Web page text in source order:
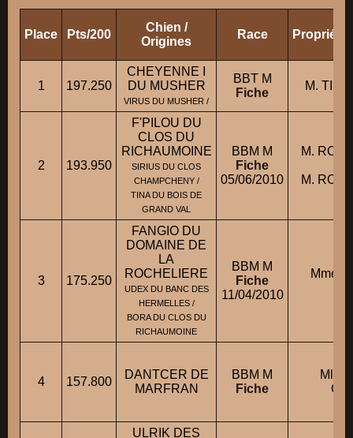
Place Pts/200
Chien /
Origines
Race
1 197.250
CHEYENNE I
DU MUSHER
VIRUS DU MUSHER /
BBT M
Fiche
M.
2 193.950
F'PILOU DU
CLOS DU
RICHAUMOINE
SIRIUS DU CLOS
CHAMPCHENY /
TINA DU BOIS DE
GRAND VAL
BBM M
Fiche
05/06/2010
M.
M.
3 175.250
FANGIO DU
DOMAINE DE
LA
ROCHELIERE
UDEX DU BANC DES
HERMELLES /
BORA DU CLOS DU
RICHAUMOINE
BBM M
Fiche
11/04/2010
Mme
4 157.800
DANTCER DE
MARFRAN
BBM M
Fiche
Mlle
ULRIK DES